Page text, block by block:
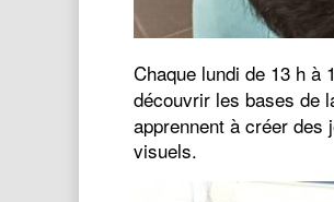
Chaque lundi de 13 h à
découvrir les bases de
apprennent à créer
visuels.